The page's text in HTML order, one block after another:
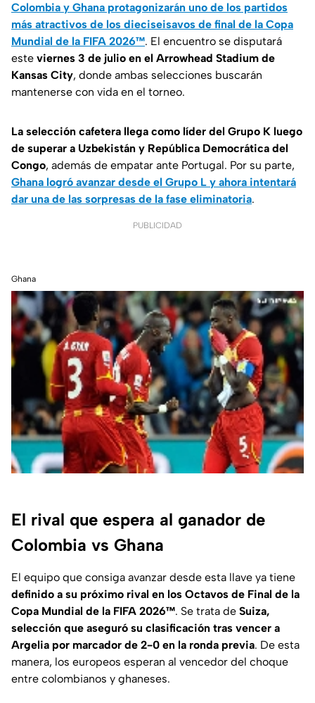
Colombia y Ghana protagonizarán uno de los partidos
más atractivos de los dieciseisavos de final de la Copa
Mundial de la FIFA 2026™. El encuentro se disputará
este viernes 3 de julio en el Arrowhead Stadium de
Kansas City, donde ambas selecciones buscarán
mantenerse con vida en el torneo.
La selección cafetera llega como líder del Grupo K luego
de superar a Uzbekistán y República Democrática del
Congo, además de empatar ante Portugal. Por su parte,
Ghana logró avanzar desde el Grupo L y ahora intentará
dar una de las sorpresas de la fase eliminatoria.
PUBLICIDAD
Ghana
El rival que espera al ganador de
Colombia vs Ghana
El equipo que consiga avanzar desde esta llave ya tiene
definido a su próximo rival en los Octavos de Final de la
Copa Mundial de la FIFA 2026™. Se trata de Suiza,
selección que aseguró su clasificación tras vencer a
Argelia por marcador de 2-0 en la ronda previa. De esta
manera, los europeos esperan al vencedor del choque
entre colombianos y ghaneses.